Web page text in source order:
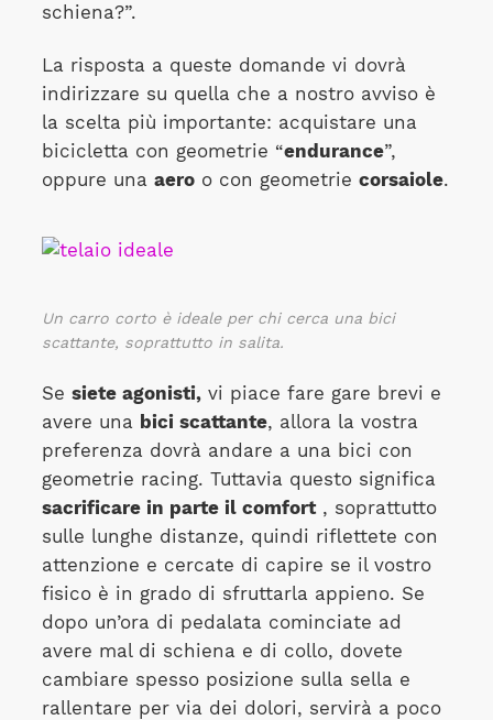
schiena?”.
La risposta a queste domande vi dovrà
indirizzare su quella che a nostro avviso è
la scelta più importante: acquistare una
bicicletta con geometrie “endurance”,
oppure una aeroo con geometrie corsaiole.
Un carro corto è ideale per chi cerca una bici
scattante, soprattutto in salita.
Se siete agonisti,vi piace fare gare brevi e
avere una bici scattante, allora la vostra
preferenza dovrà andare a una bici con
geometrie racing. Tuttavia questo significa
sacrificare in parte il comfort, soprattutto
sulle lunghe distanze, quindi riflettete con
attenzione e cercate di capire se il vostro
fisico è in grado di sfruttarla appieno. Se
dopo un’ora di pedalata cominciate ad
avere mal di schiena e di collo, dovete
cambiare spesso posizione sulla sella e
rallentare per via dei dolori, servirà a poco